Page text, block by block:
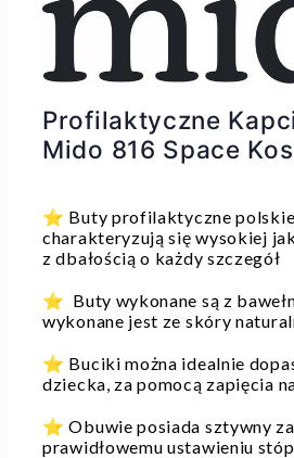
Profilaktyczne
Mido 816 Space
⭐️ Buty profilaktyczne
charakteryzują się wysokiej
z dbałością o każdy szczegół
⭐️ Buty wykonane są z
wykonane jest ze skóry
⭐️ Buciki można idealnie
dziecka, za pomocą zapięcia
⭐️ Obuwie posiada sztywny
prawidłowemu ustawieniu